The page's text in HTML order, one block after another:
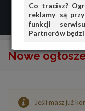
Co tracisz?
reklamy są
funkcji
Partnerów
MENU
Nowe
Jeśli masz już